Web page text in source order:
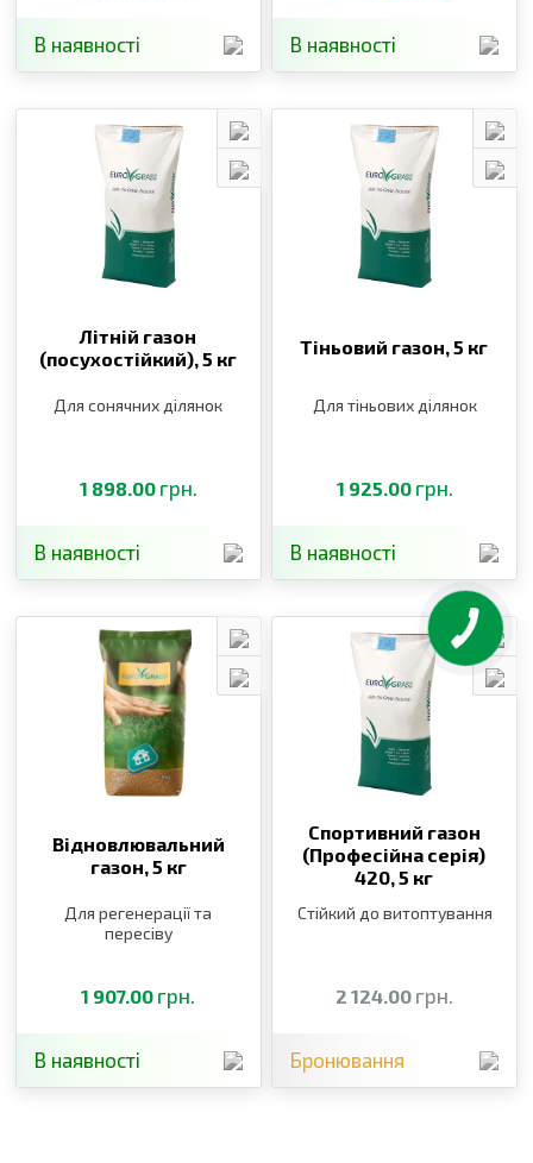
В наявності В наявності
Літній газон
(посухостійкий), 5 кг
Для сонячних ділянок
1 898.00 грн.
В наявності
Тіньовий газон, 5 кг
Для тіньових ділянок
1 925.00 грн.
В наявності
Відновлювальний
газон, 5 кг
Для регенерації та
пересіву
1 907.00 грн.
В наявності
Спортивний газон
(Професійна серія)
420, 5 кг
Стійкий до витоптування
2 124.00 грн.
Бронювання